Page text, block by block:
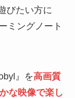
びたい方に
ミングノート
』を高画質
な映像で楽し